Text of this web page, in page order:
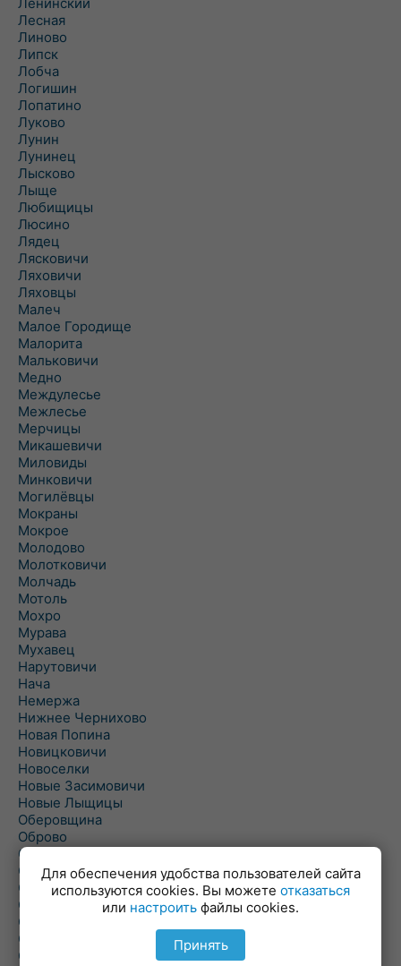
Лесная
Линово
Липск
Лобча
Логишин
Лопатино
Луково
Лунин
Лунинец
Лысково
Лыще
Любищицы
Люсино
Лядец
Лясковичи
Ляховичи
Ляховцы
Малеч
Малое Городище
Малорита
Мальковичи
Медно
Междулесье
Межлесье
Мерчицы
Микашевичи
Миловиды
Минковичи
Могилёвцы
Мокраны
Мокрое
Молодово
Молотковичи
Молчадь
Мотоль
Мохро
Мурава
Мухавец
Нарутовичи
Нача
Немержа
Нижнее Чернихово
Новая Попина
Новицковичи
Новоселки
Новые Засимовичи
Новые Лыщицы
Оберовщина
Оброво
Огаревичи
Одрижин
Оздамичи
Озяты
Олтуш
Ольманы
Ольпень
Для обеспечения удобства пользователей сайта
используются cookies. Вы можете отказаться
или настроить файлы cookies.
Принять